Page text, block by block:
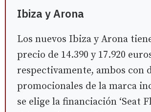
Ibiza y Arona
Los nuevos Ibiza y Arona
precio de 14.390 y 17.920
respectivamente, ambos con
promocionales de la marca
se elige la financiación ‘Seat